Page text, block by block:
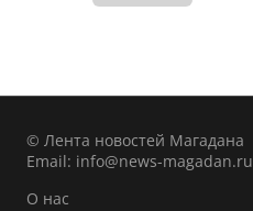
© Лента новостей Магадана
Email: info@news-magadan.ru
О нас